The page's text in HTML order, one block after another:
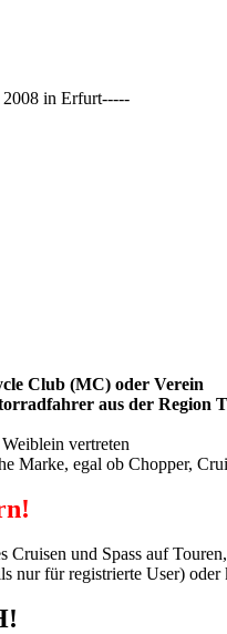
2008 in Erfurt-----
Club (MC) oder Verein
aus der
vertreten
Marke, egal ob Chopper,
Cruisen und Spass auf
nur für registrierte User)